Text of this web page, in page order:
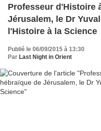
Professeur d'Histoire
Jérusalem, le Dr
l'Histoire à la Science
Publié le 06/09/2015 à 13:30
Par Last Night in Orient